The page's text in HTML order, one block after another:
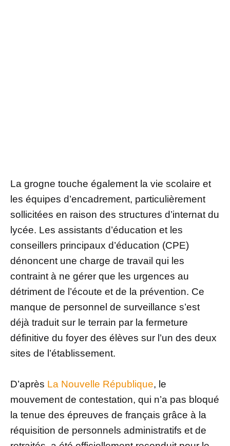
La grogne touche également la vie scolaire et
les équipes d’encadrement, particulièrement
sollicitées en raison des structures d’internat du
lycée. Les assistants d’éducation et les
conseillers principaux d’éducation (CPE)
dénoncent une charge de travail qui les
contraint à ne gérer que les urgences au
détriment de l’écoute et de la prévention. Ce
manque de personnel de surveillance s’est
déjà traduit sur le terrain par la fermeture
définitive du foyer des élèves sur l’un des deux
sites de l’établissement.
D’après La Nouvelle République, le
mouvement de contestation, qui n’a pas bloqué
la tenue des épreuves de français grâce à la
réquisition de personnels administratifs et de